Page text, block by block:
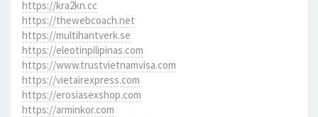
https://kra2kn.cc
https://thewebcoach.net
https://multihantverk.se
https://eleotinpilipinas.com
https://www.trustvietnamvisa.com
https://vietairexpress.com
https://erosiasexshop.com
https://arminkor.com